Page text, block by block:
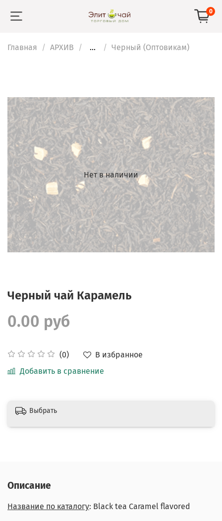
0
Главная АРХИВ ... Черный (Оптовикам)
Нет в наличии
Черный чай Карамель
(0)
В избранное
Добавить в сравнение
0.00 руб
Выбрать
Описание
Название по каталогу: Black tea Caramel flavored